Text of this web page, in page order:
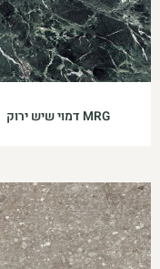
MRG דמוי שיש ירוק